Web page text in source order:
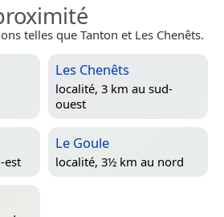
telles que Tanton et Les Chenêts.
Les Chenêts
localité, 3 km au sud-
ouest
est
Le Goule
localité, 3½ km au nord